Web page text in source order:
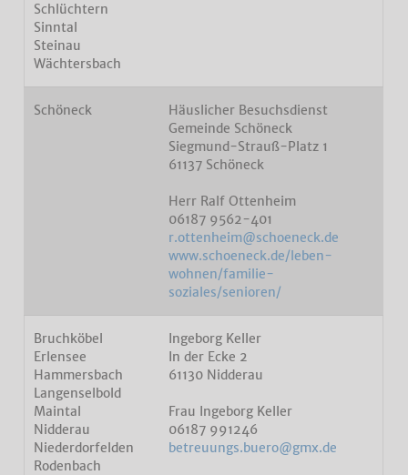
Schlüchtern
Sinntal
Steinau
Wächtersbach
Schöneck
Häuslicher Besuchsdienst
Gemeinde Schöneck
Siegmund-Strauß-Platz 1
61137 Schöneck
Herr Ralf Ottenheim
06187 9562-401
r.ottenheim@schoeneck.de
www.schoeneck.de/leben-
wohnen/familie-
soziales/senioren/
Bruchköbel
Erlensee
Hammersbach
Langenselbold
Maintal
Nidderau
Niederdorfelden
Rodenbach
Ingeborg Keller
In der Ecke 2
61130 Nidderau
Frau Ingeborg Keller
06187 991246
betreuungs.buero@gmx.de